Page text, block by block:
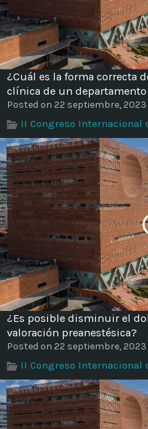
¿Cuál es la forma correcta
clínica de un
Posted on 22 septiembre, 2023
II Congreso Internacional
¿Es posible disminuir el
valoración preanestésica?
Posted on 22 septiembre, 2023
II Congreso Internacional